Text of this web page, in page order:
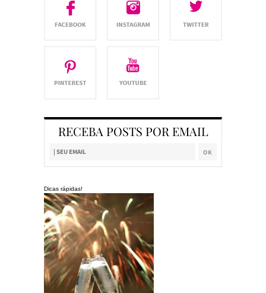
RECEBA POSTS POR EMAIL
Dicas rápidas!